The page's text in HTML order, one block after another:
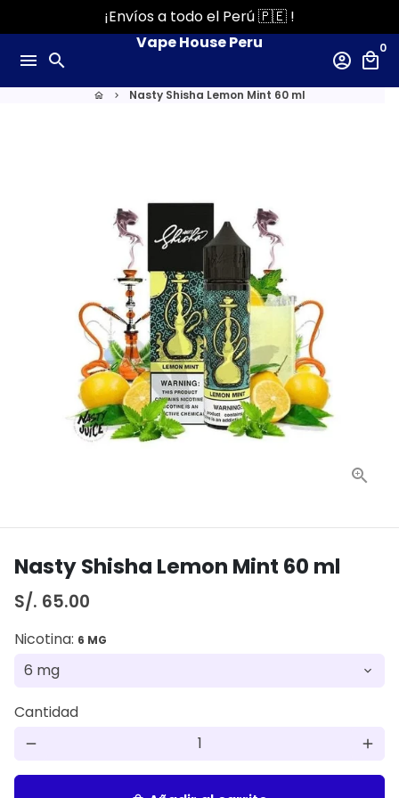
directamente
contenido
¡Envíos a todo el Perú 🇵🇪 !
menu search
Vape House Peru
account_circle local_mall
0
home keyboard_arrow_right Nasty Shisha Lemon Mint 60 ml
Nasty Shisha Lemon Mint 60 ml
S/. 65.00
Nicotina: 6 MG
Cantidad
remove add